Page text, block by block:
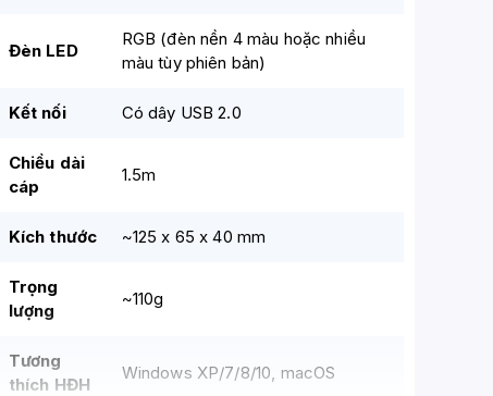
Đèn LED
RGB (đèn nền 4 màu hoặc nhiều
màu tùy phiên bản)
Kết nối Có dây USB 2.0
Chiều dài
cáp
1.5m
Kích thước ~125 x 65 x 40 mm
Trọng
lượng
~110g
Tương
thích HĐH
Windows XP/7/8/10, macOS